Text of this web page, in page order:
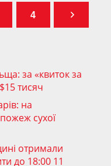
4
за «квиток за
тисяч
на
сухої
отримали
до 18:00 11